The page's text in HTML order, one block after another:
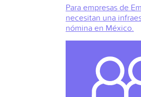
Para empresas de
necesitan una
nómina en México.